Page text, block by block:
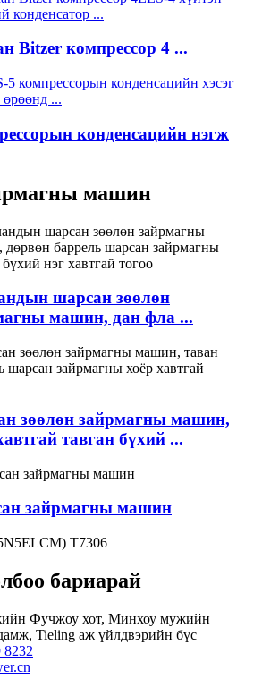
Bitzer компрессор 4 ...
конденсацийн нэгж
машин
шарсан зөөлөн
машин, дан фла ...
зөөлөн зайрмагны машин,
тавган бүхий ...
зайрмагны машин
бариарай
Фучжоу хот, Минхоу мужийн
Tieling аж үйлдвэрийн бүс
8232